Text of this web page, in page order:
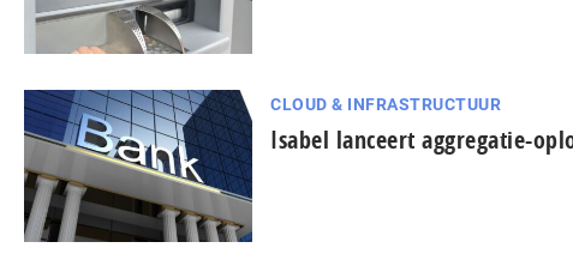
CLOUD & INFRASTRUCTUUR
Isabel lanceert aggregatie-